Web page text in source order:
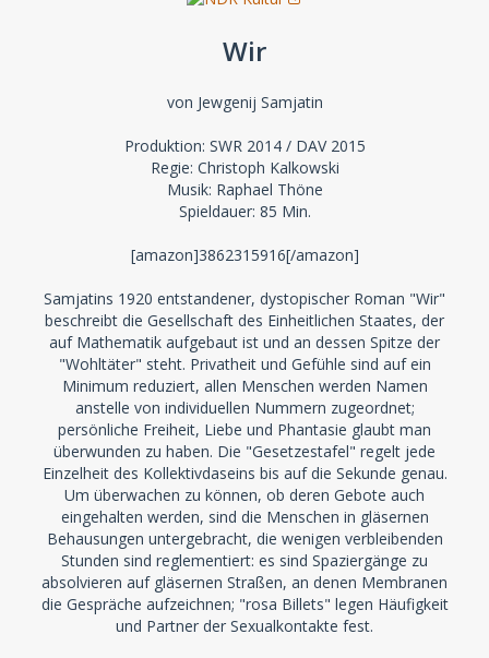
Wir
von Jewgenij Samjatin
Produktion: SWR 2014 / DAV 2015
Regie: Christoph Kalkowski
Musik: Raphael Thöne
Spieldauer: 85 Min.
[amazon]3862315916[/amazon]
Samjatins 1920 entstandener, dystopischer Roman "Wir"
beschreibt die Gesellschaft des Einheitlichen Staates, der
auf Mathematik aufgebaut ist und an dessen Spitze der
"Wohltäter" steht. Privatheit und Gefühle sind auf ein
Minimum reduziert, allen Menschen werden Namen
anstelle von individuellen Nummern zugeordnet;
persönliche Freiheit, Liebe und Phantasie glaubt man
überwunden zu haben. Die "Gesetzestafel" regelt jede
Einzelheit des Kollektivdaseins bis auf die Sekunde genau.
Um überwachen zu können, ob deren Gebote auch
eingehalten werden, sind die Menschen in gläsernen
Behausungen untergebracht, die wenigen verbleibenden
Stunden sind reglementiert: es sind Spaziergänge zu
absolvieren auf gläsernen Straßen, an denen Membranen
die Gespräche aufzeichnen; "rosa Billets" legen Häufigkeit
und Partner der Sexualkontakte fest.